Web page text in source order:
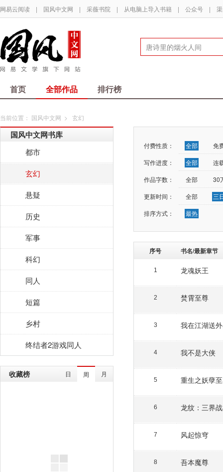
网易云阅读 | 国风中文网 | 采薇书院 | 从电脑上导入书籍 | 公众号 |
首页 全部作品 排行榜
当前位置： 国风中文网 > 玄幻
国风中文网书库
都市
玄幻
悬疑
历史
军事
科幻
同人
短篇
乡村
终结者2游戏同人
收藏榜 日 周 月
付费性质： 全部
免
写作进度：
全部
连
作品字数：
全部
30
更新时间：
全部
三
排序方式：
最热
序号 书名/最新章节
1 龙魂妖王
2 焚霄至尊
3 我在江湖送
4 我不是大侠
5 重生之妖孽
6 龙纹：三界
7 风起惊穹
8 吾本魔尊